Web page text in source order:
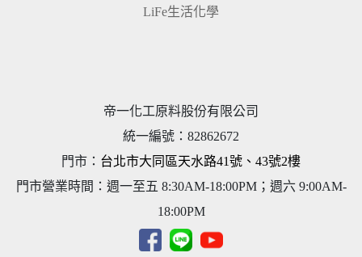
LiFe生活化學
帝一化工原料股份有限公司
統一編號 ： 82862672
門市： 台北市大同區天水路41號、43號2樓
門市營業時間：週一至五 8:30AM-18:00PM；週六 9:00AM-
18:00PM